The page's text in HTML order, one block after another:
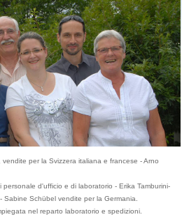
per la Svizzera italiana e francese - Arno
d'ufficio e di laboratorio - Erika Tamburini-
Schübel vendite per la Germania.
nel reparto laboratorio e spedizioni.